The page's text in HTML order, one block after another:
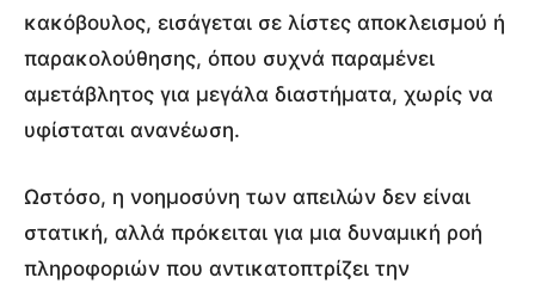
κακόβουλος, εισάγεται σε λίστες αποκλεισμού ή
παρακολούθησης, όπου συχνά παραμένει
αμετάβλητος για μεγάλα διαστήματα, χωρίς να
υφίσταται ανανέωση.
Ωστόσο, η νοημοσύνη των απειλών δεν είναι
στατική, αλλά πρόκειται για μια δυναμική ροή
πληροφοριών που αντικατοπτρίζει την